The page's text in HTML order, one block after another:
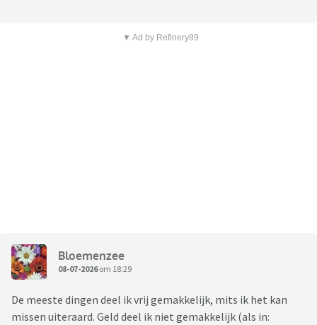
▼ Ad by Refinery89
Bloemenzee
08-07-2026om 18:29
De meeste dingen deel ik vrij gemakkelijk, mits ik het kan
missen uiteraard. Geld deel ik niet gemakkelijk (als in: